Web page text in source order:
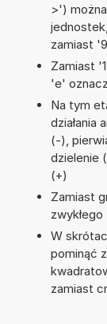
>')
zamiast
Zamiast
'e'
Na tym
działania
(-),
dzielenie
(+)
Zamiast
W
pominąć
zamiast